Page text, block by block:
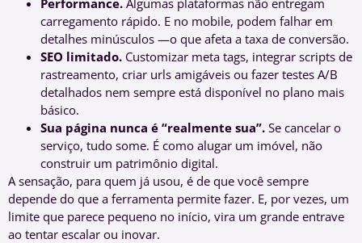
carregamento rápido. E no mobile, podem falhar em
detalhes minúsculos —o que afeta a taxa de conversão.
SEO limitado. Customizar meta tags, integrar scripts de
rastreamento, criar urls amigáveis ou fazer testes A/B
detalhados nem sempre está disponível no plano mais
básico.
Sua página nunca é “realmente sua”. Se cancelar o
serviço, tudo some. É como alugar um imóvel, não
construir um patrimônio digital.
A sensação, para quem já usou, é de que você sempre
depende do que a ferramenta permite fazer. E, por vezes, um
limite que parece pequeno no início, vira um grande entrave
ao tentar escalar ou inovar.